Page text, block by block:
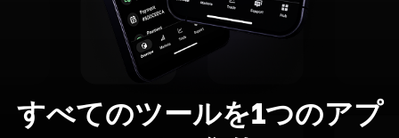
すべてのツールを1つのアプ